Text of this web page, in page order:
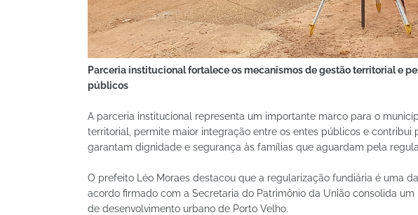
Parceria institucional fortalece os mecanismos de gestão territorial e
públicos
A parceria institucional representa um importante marco para o
territorial, permite maior integração entre os entes públicos e contribui
garantam dignidade e segurança às famílias que aguardam pela
O prefeito Léo Moraes destacou que a regularização fundiária é uma
acordo firmado com a Secretaria do Patrimônio da União consolida
de desenvolvimento urbano de Porto Velho.